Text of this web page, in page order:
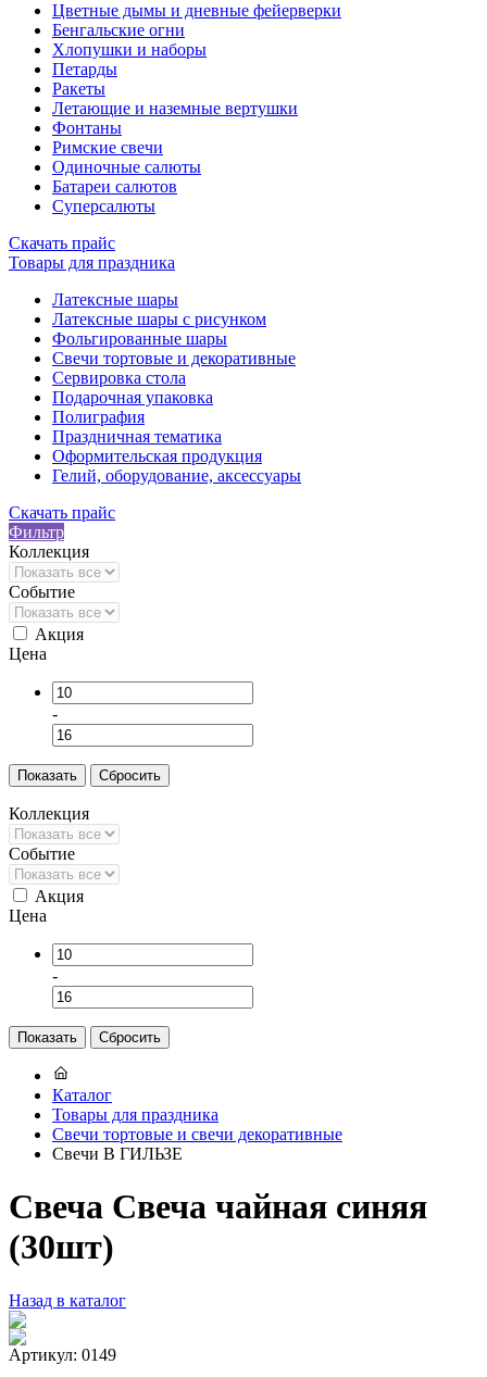
Цветные дымы и дневные фейерверки
Бенгальские огни
Хлопушки и наборы
Петарды
Ракеты
Летающие и наземные вертушки
Фонтаны
Римские свечи
Одиночные салюты
Батареи салютов
Суперсалюты
Скачать прайс
Товары для праздника
Латексные шары
Латексные шары с рисунком
Фольгированные шары
Свечи тортовые и декоративные
Сервировка стола
Подарочная упаковка
Полиграфия
Праздничная тематика
Оформительская продукция
Гелий, оборудование, аксессуары
Скачать прайс
Фильтр
Коллекция
Событие
Акция
Цена
-
Коллекция
Событие
Акция
Цена
-
Каталог
Товары для праздника
Свечи тортовые и свечи декоративные
Свечи В ГИЛЬЗЕ
Свеча Свеча чайная синяя
(30шт)
Назад в каталог
Артикул: 0149